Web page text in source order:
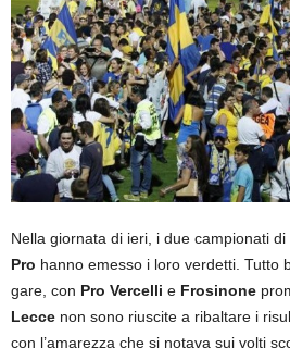
Nella giornata di ieri, i due campionati di
Pro hanno emesso i loro verdetti. Tutto
gare, con Pro Vercelli e Frosinone
Lecce non sono riuscite a ribaltare i
con l’amarezza che si notava sui volti